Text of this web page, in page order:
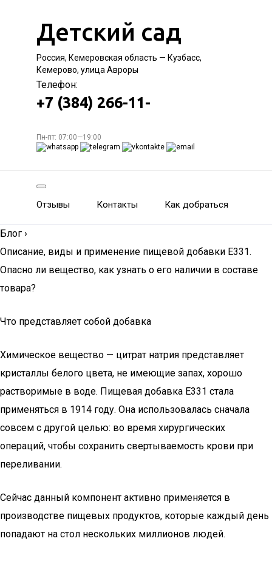
Детский сад
Россия, Кемеровская область — Кузбасс,
Кемерово, улица Авроры
Телефон:
+7 (384) 266-11-
Пн-пт: 07:00—19:00
Отзывы Контакты Как добраться
Блог ›
Описание, виды и применение пищевой добавки Е331.
Опасно ли вещество, как узнать о его наличии в составе
товара?
Что представляет собой добавка
Химическое вещество — цитрат натрия представляет
кристаллы белого цвета, не имеющие запах, хорошо
растворимые в воде. Пищевая добавка Е331 стала
применяться в 1914 году. Она использовалась сначала
совсем с другой целью: во время хирургических
операций, чтобы сохранить свертываемость крови при
переливании.
Сейчас данный компонент активно применяется в
производстве пищевых продуктов, которые каждый день
попадают на стол нескольких миллионов людей.